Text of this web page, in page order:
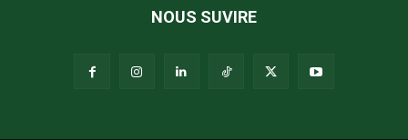
NOUS SUVIRE